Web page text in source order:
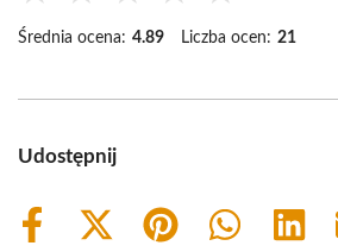
Średnia ocena: 4.89 Liczba ocen: 21
Udostępnij
Share
Share
Share
Share
Share